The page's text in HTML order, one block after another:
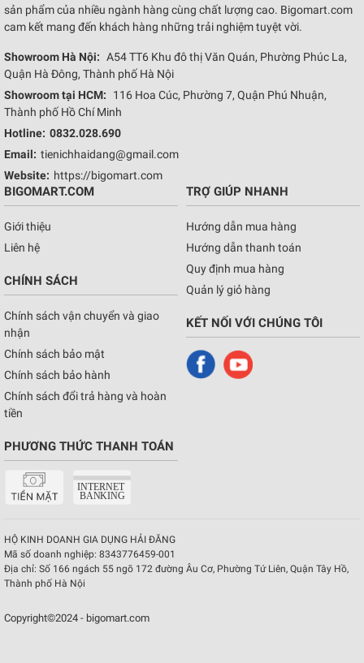
sản phẩm của nhiều ngành hàng cùng chất lượng cao. Bigomart.com
cam kết mang đến khách hàng những trải nghiệm tuyệt vời.
Showroom Hà Nội: A54 TT6 Khu đô thị Văn Quán, Phường Phúc La,
Quận Hà Đông, Thành phố Hà Nội
Showroom tại HCM:
116 Hoa Cúc, Phường 7, Quận Phú Nhuận,
Thành phố Hồ Chí Minh
Hotline: 0832.028.690
Email: tienichhaidang@gmail.com
Website: https://bigomart.com
BIGOMART.COM
Giới thiệu
Liên hệ
CHÍNH SÁCH
Chính sách vận chuyển và giao
nhận
Chính sách bảo mật
Chính sách bảo hành
Chính sách đổi trả hàng và hoàn
tiền
PHƯƠNG THỨC THANH TOÁN
TRỢ GIÚP NHANH
Hướng dẫn mua hàng
Hướng dẫn thanh toán
Quy định mua hàng
Quản lý giỏ hàng
KẾT NỐI VỚI CHÚNG TÔI
HỘ KINH DOANH GIA DỤNG HẢI ĐĂNG
Mã số doanh nghiệp: 8343776459-001
Địa chỉ: Số 166 ngách 55 ngõ 172 đường Âu Cơ, Phường Tứ Liên, Quận Tây Hồ,
Thành phố Hà Nội
Copyright©2024 - bigomart.com